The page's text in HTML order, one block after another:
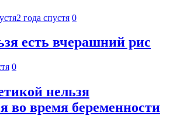
2 года спустя 0
есть вчерашний рис
0
нельзя
во время беременности